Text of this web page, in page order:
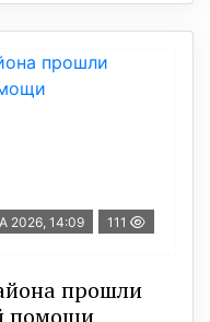
2026, 14:09 111
прошли
помощи